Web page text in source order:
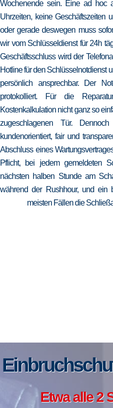
Wochenende sein. Eine ad hoc
Uhrzeiten, keine Geschäftszeiten
oder gerade deswegen muss
wir vom Schlüsseldienst für 24h
Geschäftsschluss wird der
Hotline für den Schlüsselnotdienst
persönlich ansprechbar. Der
protokolliert. Für die
Kostenkalkulation nicht ganz so
zugeschlagenen Tür.
kundenorientiert, fair und
Abschluss eines
Pflicht, bei jedem gemeldeten
nächsten halben Stunde am
während der Rushhour, und
meisten Fällen die
Etwa alle 2